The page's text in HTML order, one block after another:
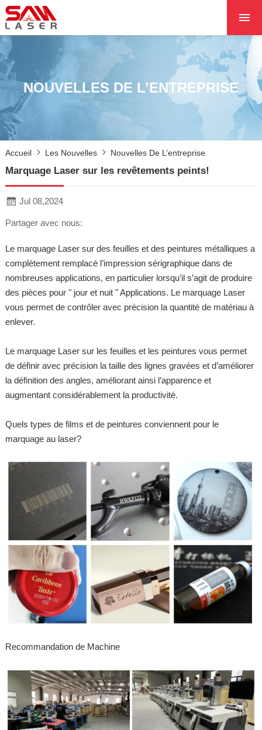
À PROPOS DE
PRODUITS
LES PROJETS
LES NOUVELLES
NOUVELLES DE L’ENTREPRISE
Accueil Les Nouvelles Nouvelles De L’entreprise
Marquage Laser sur les revêtements peints!
Jul 08,2024
Partager avec nous:
Le marquage Laser sur des feuilles et des peintures métalliques a
complètement remplacé l’impression sérigraphique dans de
nombreuses applications, en particulier lorsqu’il s’agit de produire
des pièces pour " jour et nuit " Applications. Le marquage Laser
vous permet de contrôler avec précision la quantité de matériau à
enlever.
Le marquage Laser sur les feuilles et les peintures vous permet
de définir avec précision la taille des lignes gravées et d’améliorer
la définition des angles, améliorant ainsi l’apparence et
augmentant considérablement la productivité.
Quels types de films et de peintures conviennent pour le
marquage au laser?
Recommandation de Machine